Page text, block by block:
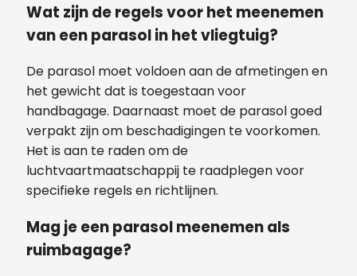
Wat zijn de regels voor het meenemen
van een parasol in het vliegtuig?
De parasol moet voldoen aan de afmetingen en
het gewicht dat is toegestaan voor
handbagage. Daarnaast moet de parasol goed
verpakt zijn om beschadigingen te voorkomen.
Het is aan te raden om de
luchtvaartmaatschappij te raadplegen voor
specifieke regels en richtlijnen.
Mag je een parasol meenemen als
ruimbagage?